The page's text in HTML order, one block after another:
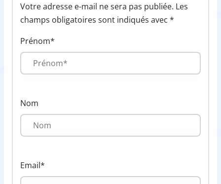
Votre adresse e-mail ne sera pas publiée. Les
champs obligatoires sont indiqués avec *
Prénom*
Nom
Email*